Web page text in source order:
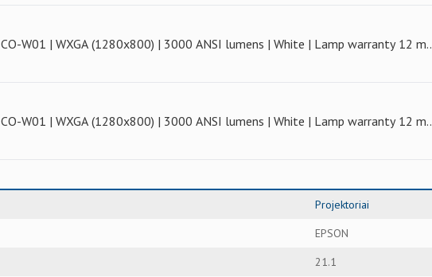
W01 | WXGA (1280x800) | 3000 ANSI lumens | White | Lamp warranty 12 m..
W01 | WXGA (1280x800) | 3000 ANSI lumens | White | Lamp warranty 12 m..
Projektoriai
EPSON
21.1